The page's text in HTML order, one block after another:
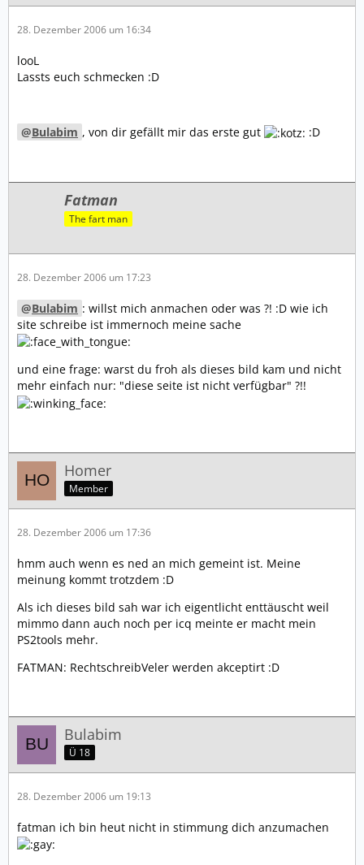
28. Dezember 2006 um 16:34
looL
Lassts euch schmecken :D
Bulabim , von dir gefällt mir das erste gut :D
Fatman
The fart man
28. Dezember 2006 um 17:23
Bulabim : willst mich anmachen oder was ?! :D wie ich
site schreibe ist immernoch meine sache
und eine frage: warst du froh als dieses bild kam und nicht
mehr einfach nur: "diese seite ist nicht verfügbar" ?!!
Homer
Member
28. Dezember 2006 um 17:36
hmm auch wenn es ned an mich gemeint ist. Meine
meinung kommt trotzdem :D
Als ich dieses bild sah war ich eigentlicht enttäuscht weil
mimmo dann auch noch per icq meinte er macht mein
PS2tools mehr.
FATMAN: RechtschreibVeler werden akceptirt :D
Bulabim
Ü 18
28. Dezember 2006 um 19:13
fatman ich bin heut nicht in stimmung dich anzumachen